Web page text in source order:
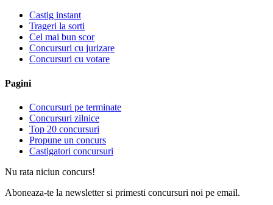
Castig instant
Trageri la sorti
Cel mai bun scor
Concursuri cu jurizare
Concursuri cu votare
Pagini
Concursuri pe terminate
Concursuri zilnice
Top 20 concursuri
Propune un concurs
Castigatori concursuri
Nu rata niciun concurs!
Aboneaza-te la newsletter si primesti concursuri noi pe email.